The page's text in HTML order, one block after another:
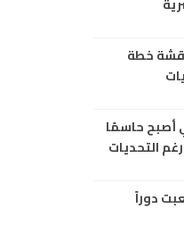
خطة
أصبح حاسمًا
التحديات
دوراً